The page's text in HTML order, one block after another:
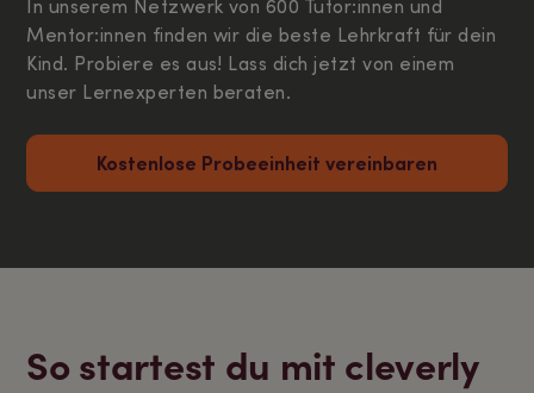
In unserem Netzwerk von 600 Tutor:innen und
Mentor:innen finden wir die beste Lehrkraft für dein
Kind. Probiere es aus! Lass dich jetzt von einem
unser Lernexperten beraten.
Kostenlose Probeeinheit vereinbaren
So startest du mit cleverly